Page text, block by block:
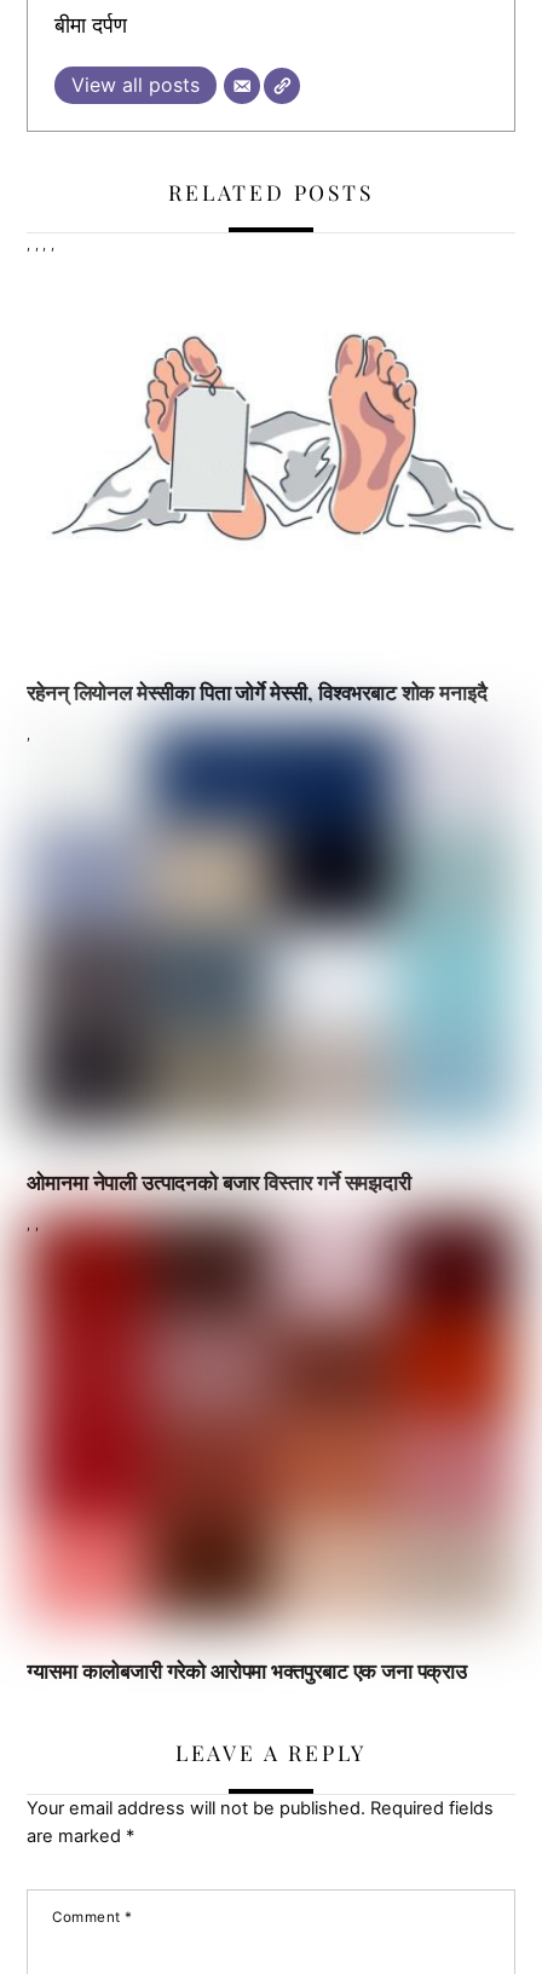
बीमा दर्पण
View all posts
RELATED POSTS
रहेनन् लियोनल मेस्सीका पिता जोर्गे मेस्सी, विश्वभरबाट शोक मनाइदै
ओमानमा नेपाली उत्पादनको बजार विस्तार गर्ने समझदारी
, ,
ग्यासमा कालोबजारी गरेको आरोपमा भक्तपुरबाट एक जना पक्राउ
LEAVE A REPLY
Your email address will not be published. Required fields
are marked *
Comment*